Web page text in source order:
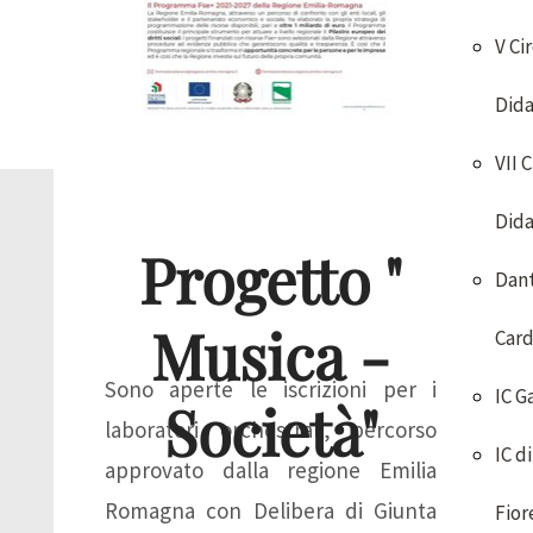
V
VII
IC
IC di
Progetto "
Musica -
Società"
Sono aperte le iscrizioni per i
laboratori orchestrali, percorso
approvato dalla regione Emilia
Romagna con Delibera di Giunta